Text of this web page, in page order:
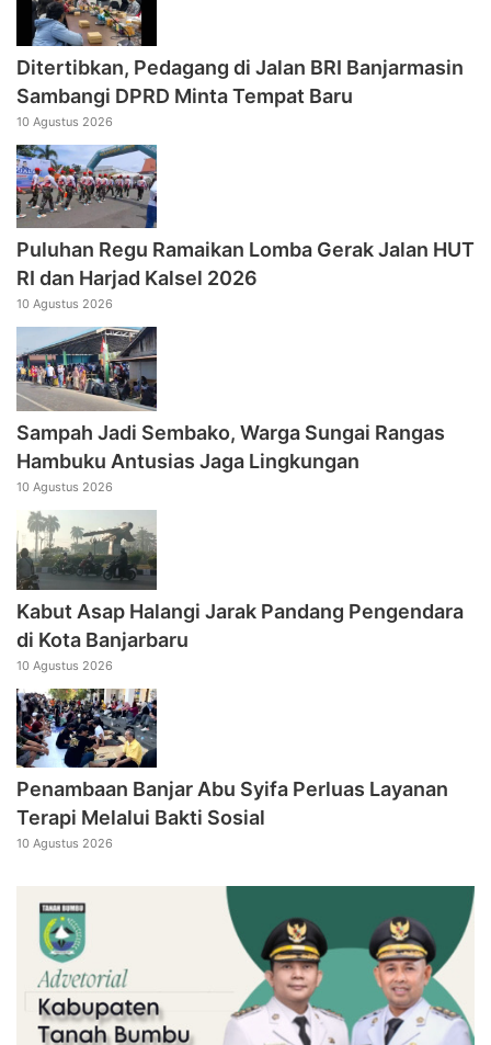
Ditertibkan, Pedagang di Jalan BRI Banjarmasin
Sambangi DPRD Minta Tempat Baru
10 Agustus 2026
Puluhan Regu Ramaikan Lomba Gerak Jalan HUT
RI dan Harjad Kalsel 2026
10 Agustus 2026
Sampah Jadi Sembako, Warga Sungai Rangas
Hambuku Antusias Jaga Lingkungan
10 Agustus 2026
Kabut Asap Halangi Jarak Pandang Pengendara
di Kota Banjarbaru
10 Agustus 2026
Penambaan Banjar Abu Syifa Perluas Layanan
Terapi Melalui Bakti Sosial
10 Agustus 2026